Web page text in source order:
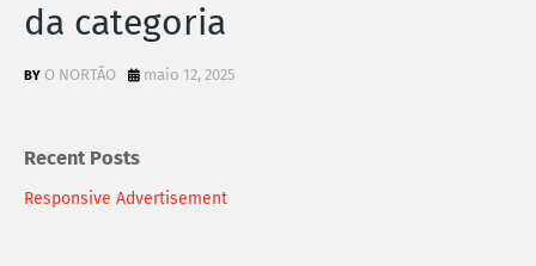
da categoria
O NORTÃO maio 12, 2025
Recent Posts
Responsive Advertisement